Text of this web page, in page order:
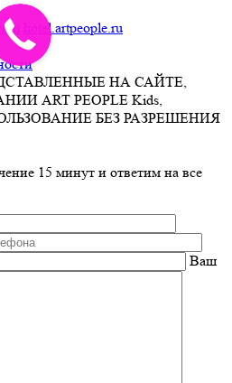
hotel.artpeople.ru
НА САЙТЕ,
ART PEOPLE Kids,
БЕЗ РАЗРЕШЕНИЯ
15 минут и ответим на все
Ваш